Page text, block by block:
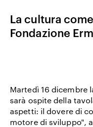
COGNOME
La cultura
Fondazione
Martedì 16 dicembre
sarà ospite della
aspetti: il dovere di
motore di sviluppo",